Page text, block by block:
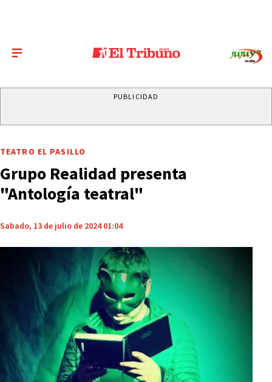
PUBLICIDAD
TEATRO EL PASILLO
Grupo Realidad presenta
"Antología teatral"
Sabado, 13 de julio de 2024 01:04